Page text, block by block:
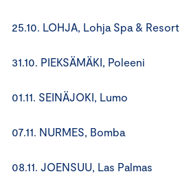
25.10. LOHJA, Lohja Spa & Resort
31.10. PIEKSÄMÄKI, Poleeni
01.11. SEINÄJOKI, Lumo
07.11. NURMES, Bomba
08.11. JOENSUU, Las Palmas